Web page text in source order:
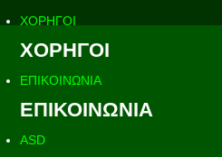
ΧΟΡΗΓΟΙ
ΧΟΡΗΓΟΙ
ΕΠΙΚΟΙΝΩΝΙΑ
ΕΠΙΚΟΙΝΩΝΙΑ
ASD